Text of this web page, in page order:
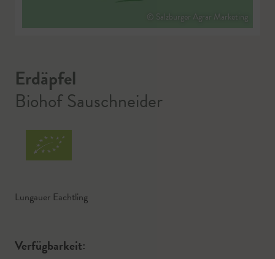
© Salzburger Agrar Marketing
Erdäpfel
Biohof Sauschneider
Lungauer Eachtling
Verfügbarkeit: